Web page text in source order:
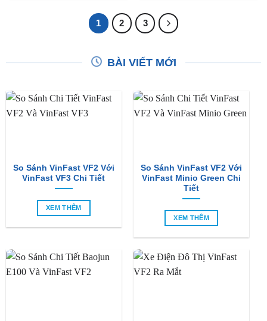
1 2 3
BÀI VIẾT MỚI
So Sánh VinFast VF2 Với
VinFast VF3 Chi Tiết
XEM THÊM
So Sánh VinFast VF2 Với
VinFast Minio Green Chi
Tiết
XEM THÊM